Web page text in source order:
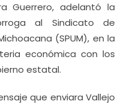
Guerrero, adelantó la
al Sindicato de
(SPUM), en la
económica con los
estatal.
que enviara Vallejo